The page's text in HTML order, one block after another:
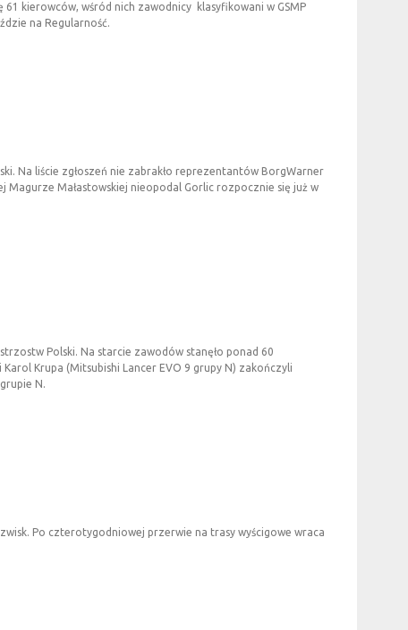
kierowców, wśród nich zawodnicy klasyfikowani w GSMP
na Regularność.
Na liście zgłoszeń nie zabrakło reprezentantów BorgWarner
Magurze Małastowskiej nieopodal Gorlic rozpocznie się już w
Polski. Na starcie zawodów stanęło ponad 60
Krupa (Mitsubishi Lancer EVO 9 grupy N) zakończyli
N.
Po czterotygodniowej przerwie na trasy wyścigowe wraca